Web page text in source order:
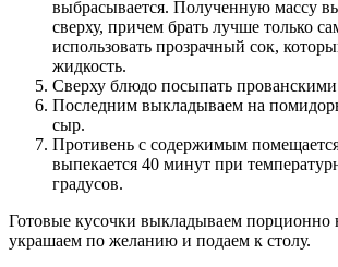
выбрасывается. Полученную массу
сверху, причем брать лучше только
использовать прозрачный сок,
жидкость.
Сверху блюдо посыпать
Последним выкладываем на
сыр.
Противень с содержимым
выпекается 40 минут при
градусов.
Готовые кусочки выкладываем порционно
украшаем по желанию и подаем к столу.